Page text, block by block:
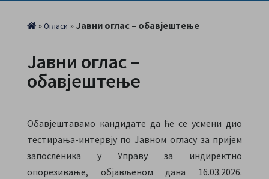
»Огласи » Јавни оглас – обавјештење
Јавни оглас –
обавјештење
Обавјештавамо кандидате да ће се усмени дио
тестирања-интервју по Јавном огласу за пријем
запосленика у Управу за индиректно
опорезивање, објављеном дана 16.03.2026.